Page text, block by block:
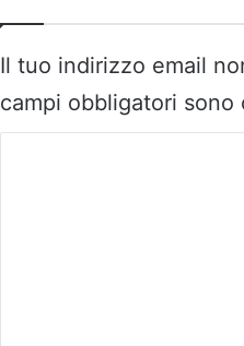
Il tuo indirizzo email
campi obbligatori sono